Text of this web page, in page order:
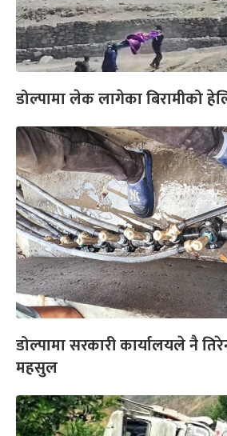
डोल्पामा लेक लागेका बिरामीको
डोल्पामा सरकारी कार्यालयले नै
महसुल